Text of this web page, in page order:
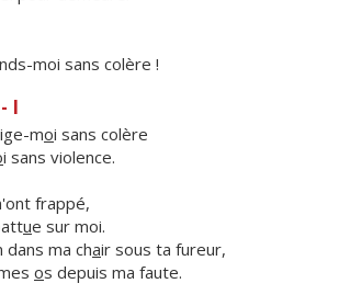
moi sans colère !
I
moi sans colère
i sans violence.
frappé,
ue sur moi.
dans ma chair sous ta fureur,
os depuis ma faute.